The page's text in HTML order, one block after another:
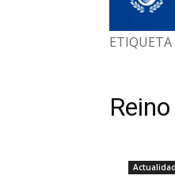
ETIQUETA
Actualidad